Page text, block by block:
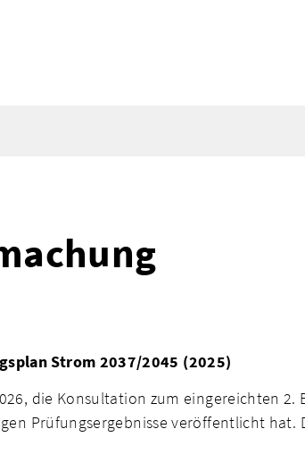
Strom 2037/2045 (2025)
die Konsultation zum eingereichten
Prüfungsergebnisse veröffentlicht hat.